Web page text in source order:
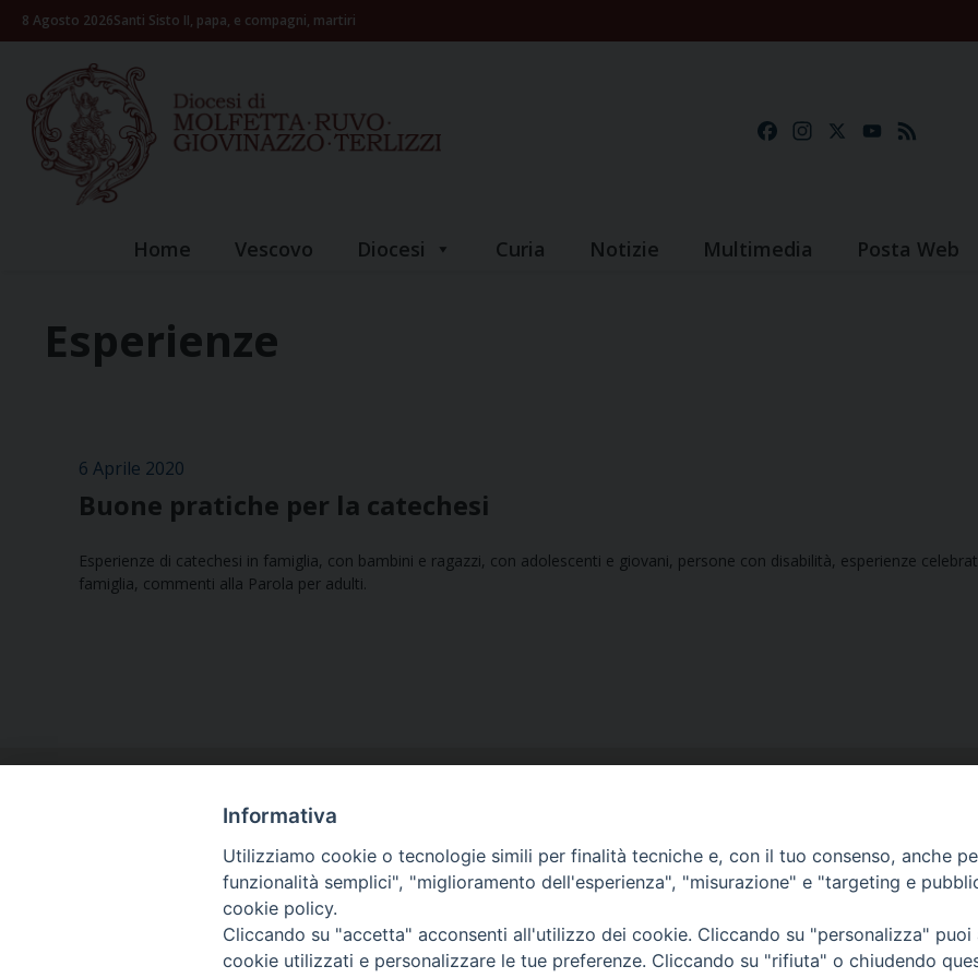
Skip8 Agosto 2026Santi Sisto II, papa, e compagni, martiri
FacebookInstagramYouTube
Home Vescovo Diocesi Curia Notizie Multimedia Posta Web
Esperienze
6 Aprile 2020
Buone pratiche per la catechesi
Esperienze di catechesi in famiglia, con bambini e ragazzi, con adolescenti e giovani, persone con disabilità, esperienze
famiglia, commenti alla Parola per adulti.
Piazza Giovene 4 – 70056 Molfetta (BA)
Piazza Giovene 4 – 70056 Molfetta (BA)
Informativa
Utilizziamo cookie o tecnologie simili per finalità tecniche e, con il tuo consenso, anche
funzionalità semplici", "miglioramento dell'esperienza", "misurazione" e "targeting e
cookie policy.
Cliccando su "accetta" acconsenti all'utilizzo dei cookie. Cliccando su "personalizza"
cookie utilizzati e personalizzare le tue preferenze. Cliccando su "rifiuta" o chiudendo